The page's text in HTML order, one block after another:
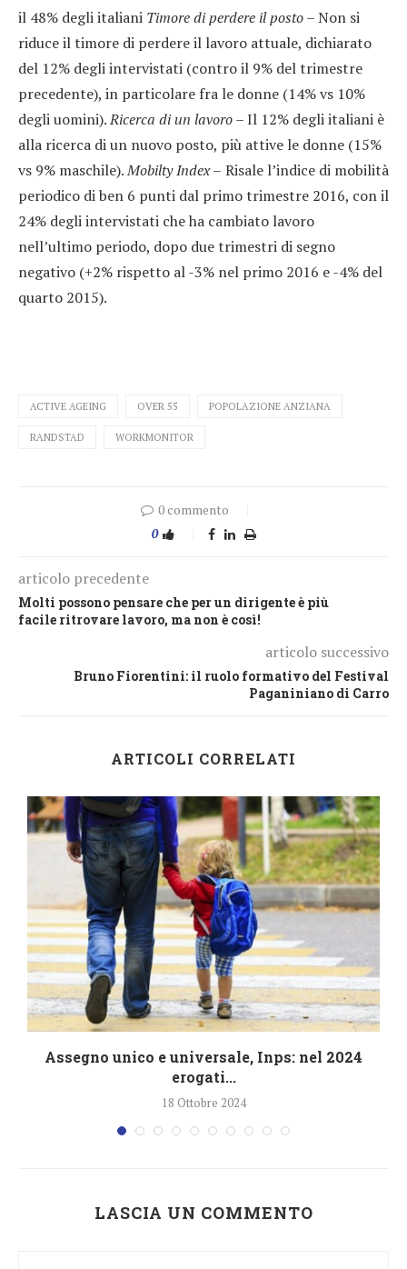
il 48% degli italiani Timore di perdere il posto –Non si
riduce il timore di perdere il lavoro attuale, dichiarato
del 12% degli intervistati (contro il 9% del trimestre
precedente), in particolare fra le donne (14% vs 10%
degli uomini).Ricerca di un lavoro –Il 12% degli italiani è
alla ricerca di un nuovo posto, più attive le donne (15%
vs 9% maschile).Mobilty Index – Risale l’indice di mobilità
periodico di ben 6 punti dal primo trimestre 2016, con il
24% degli intervistati che ha cambiato lavoro
nell’ultimo periodo, dopo due trimestri di segno
negativo (+2% rispetto al -3% nel primo 2016 e -4% del
quarto 2015).
ACTIVE AGEING OVER 55 POPOLAZIONE ANZIANA
RANDSTAD WORKMONITOR
0 commento
0
articolo precedente
Molti possono pensare che per un dirigente è più
facile ritrovare lavoro, ma non è così!
articolo successivo
Bruno Fiorentini: il ruolo formativo del Festival
Paganiniano di Carro
ARTICOLI CORRELATI
Assegno unico e universale, Inps: nel 2024
erogati...
18 Ottobre 2024
LASCIA UN COMMENTO